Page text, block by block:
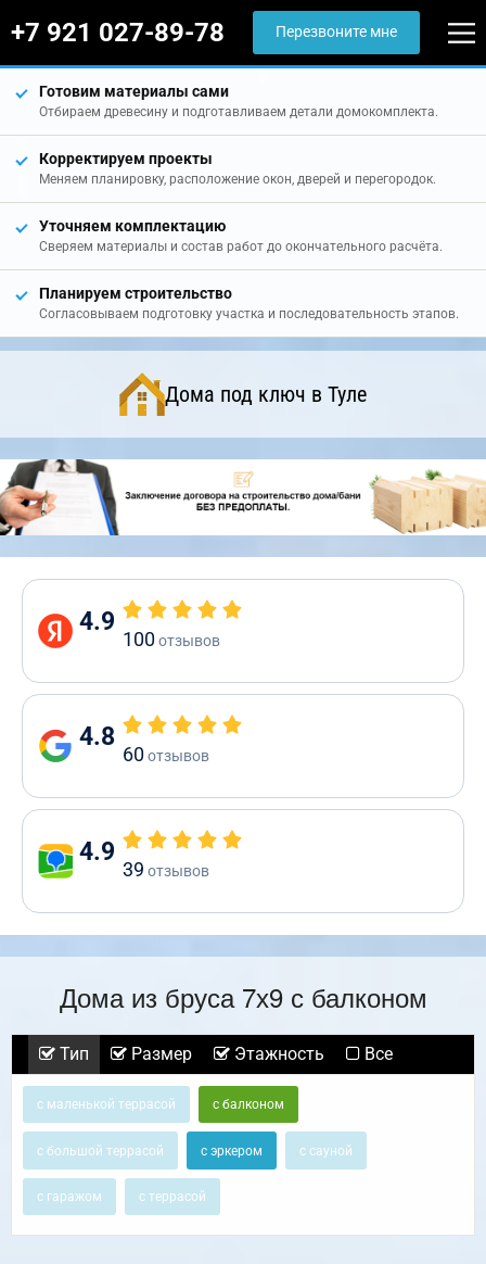
+7 921 027-89-78 Перезвоните мне
Готовим материалы сами
Отбираем древесину и подготавливаем детали домокомплекта.
Корректируем проекты
Меняем планировку, расположение окон, дверей и перегородок.
Уточняем комплектацию
Сверяем материалы и состав работ до окончательного расчёта.
Планируем строительство
Согласовываем подготовку участка и последовательность этапов.
Дома под ключ в Туле
4.9
100отзывов
4.8
60отзывов
4.9
39 отзывов
Дома из бруса 7х9 с балконом
Тип Размер Этажность Все
с маленькой террасой с балконом
с большой террасой с эркером с сауной
с гаражом с террасой